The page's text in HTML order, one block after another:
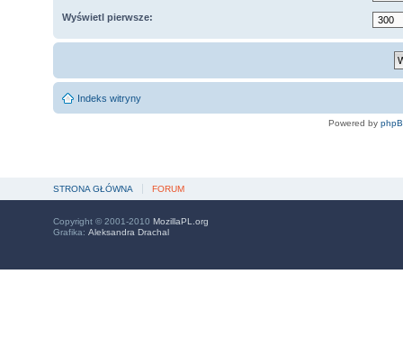
Wyświetl pierwsze:
Indeks witryny
Powered by
STRONA GŁÓWNA FORUM
Copyright © 2001-2010 MozillaPL.org
Grafika: Aleksandra Drachal